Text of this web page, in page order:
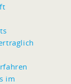
im